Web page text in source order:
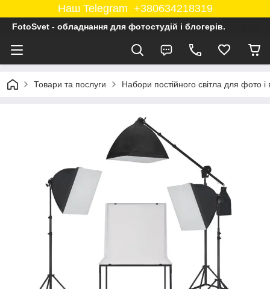
Наш Telegram +380634218319
FotoSvet - обладнання для фотостудій і блогерів.
Товари та послуги Набори постійного світла для фото і